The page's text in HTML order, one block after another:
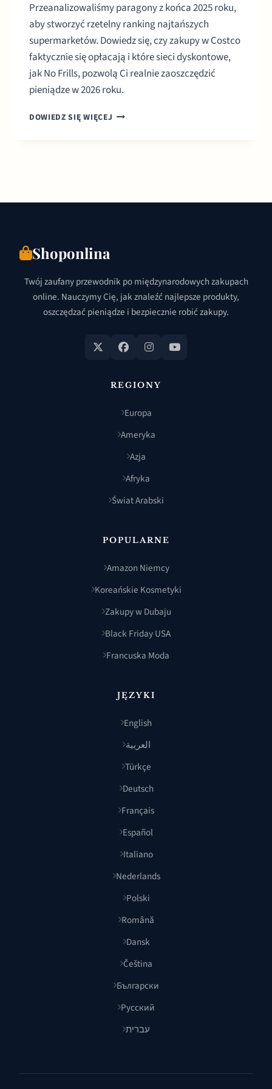
Przeanalizowaliśmy paragony z końca 2025 roku,
aby stworzyć rzetelny ranking najtańszych
supermarketów. Dowiedz się, czy zakupy w Costco
faktycznie się opłacają i które sieci dyskontowe,
jak No Frills, pozwolą Ci realnie zaoszczędzić
pieniądze w 2026 roku.
DOWIEDZ SIĘ WIĘCEJ NAJTAŃSZE
2026
Shoponlina
Twój zaufany przewodnik po międzynarodowych zakupach
online. Nauczymy Cię, jak znaleźć najlepsze produkty,
oszczędzać pieniądze i bezpiecznie robić zakupy.
REGIONY
Europa
Ameryka
Azja
Afryka
Świat Arabski
POPULARNE
Amazon Niemcy
Koreańskie Kosmetyki
Zakupy w Dubaju
Black Friday USA
Francuska Moda
JĘZYKI
English
العربية
Türkçe
Deutsch
Français
Español
Italiano
Nederlands
Polski
Română
Dansk
Čeština
Български
Русский
עברית